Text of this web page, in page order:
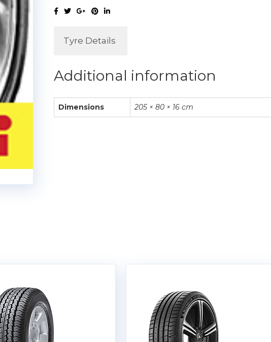
quantity
Tyre Details
Additional information
Dimensions 205 × 80 × 16 cm